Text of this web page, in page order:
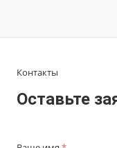
Контакты
Оставьте